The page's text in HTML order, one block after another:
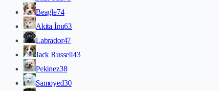
Beagle74
Akita İnu63
Labrador47
Jack Russell43
Pekinez38
Samoyed30